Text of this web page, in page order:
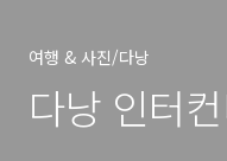
여행 & 사진/다낭
다낭 인터